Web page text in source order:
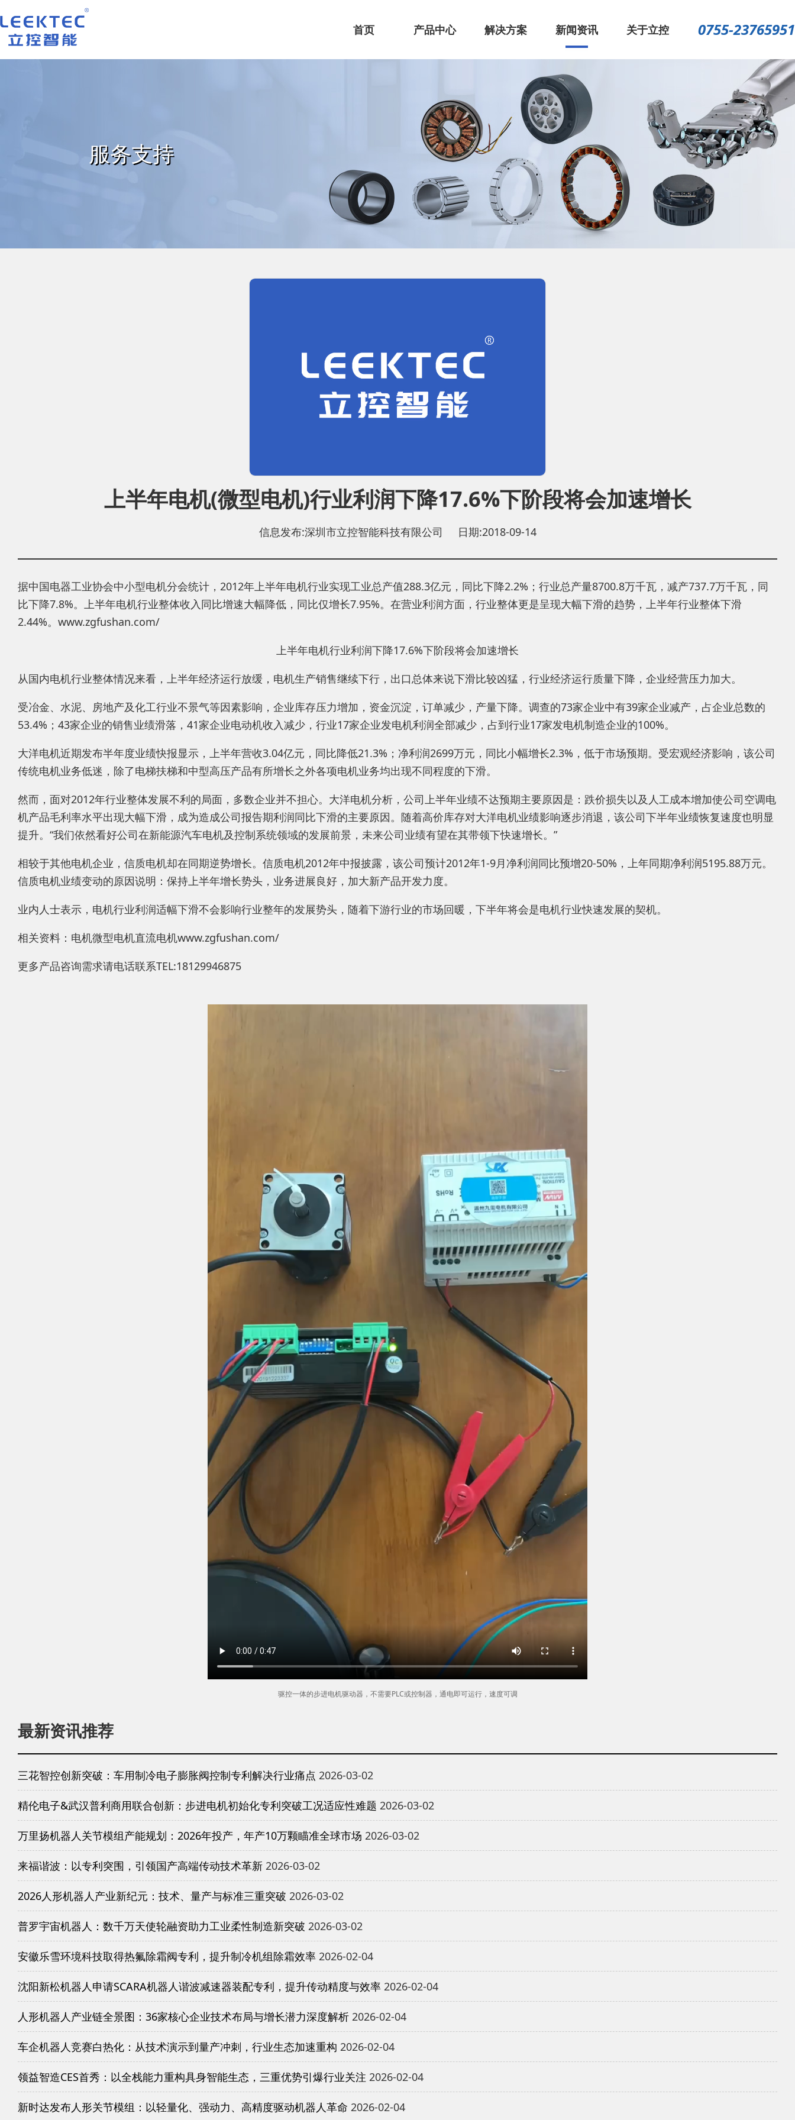
深圳市立控智能科技有限公司
首页
产品中心 解决方案 新闻资讯 关于立控 0755-23765951
服务支持
上半年电机(微型电机)行业利润下降17.6%下阶段将会加速增长
信息发布:深圳市立控智能科技有限公司 日期:2018-09-14
据中国电器工业协会中小型电机分会统计，2012年上半年电机行业实现工业总产值288.3亿元，同比下降2.2%；行业总产量8700.8万千瓦，减产737.7万千瓦，同
比下降7.8%。上半年电机行业整体收入同比增速大幅降低，同比仅增长7.95%。在营业利润方面，行业整体更是呈现大幅下滑的趋势，上半年行业整体下滑
2.44%。www.zgfushan.com/
上半年电机行业利润下降17.6%下阶段将会加速增长
从国内电机行业整体情况来看，上半年经济运行放缓，电机生产销售继续下行，出口总体来说下滑比较凶猛，行业经济运行质量下降，企业经营压力加大。
受冶金、水泥、房地产及化工行业不景气等因素影响，企业库存压力增加，资金沉淀，订单减少，产量下降。调查的73家企业中有39家企业减产，占企业总数的
53.4%；43家企业的销售业绩滑落，41家企业电动机收入减少，行业17家企业发电机利润全部减少，占到行业17家发电机制造企业的100%。
大洋电机近期发布半年度业绩快报显示，上半年营收3.04亿元，同比降低21.3%；净利润2699万元，同比小幅增长2.3%，低于市场预期。受宏观经济影响，该公司
传统电机业务低迷，除了电梯扶梯和中型高压产品有所增长之外各项电机业务均出现不同程度的下滑。
然而，面对2012年行业整体发展不利的局面，多数企业并不担心。大洋电机分析，公司上半年业绩不达预期主要原因是：跌价损失以及人工成本增加使公司空调电
机产品毛利率水平出现大幅下滑，成为造成公司报告期利润同比下滑的主要原因。随着高价库存对大洋电机业绩影响逐步消退，该公司下半年业绩恢复速度也明显
提升。“我们依然看好公司在新能源汽车电机及控制系统领域的发展前景，未来公司业绩有望在其带领下快速增长。”
相较于其他电机企业，信质电机却在同期逆势增长。信质电机2012年中报披露，该公司预计2012年1-9月净利润同比预增20-50%，上年同期净利润5195.88万元。
信质电机业绩变动的原因说明：保持上半年增长势头，业务进展良好，加大新产品开发力度。
业内人士表示，电机行业利润适幅下滑不会影响行业整年的发展势头，随着下游行业的市场回暖，下半年将会是电机行业快速发展的契机。
相关资料：电机微型电机直流电机www.zgfushan.com/
更多产品咨询需求请电话联系TEL:18129946875
驱控一体的步进电机驱动器，不需要PLC或控制器，通电即可运行，速度可调
最新资讯推荐
三花智控创新突破：车用制冷电子膨胀阀控制专利解决行业痛点 2026-03-02
精伦电子&武汉普利商用联合创新：步进电机初始化专利突破工况适应性难题 2026-03-02
万里扬机器人关节模组产能规划：2026年投产，年产10万颗瞄准全球市场 2026-03-02
来福谐波：以专利突围，引领国产高端传动技术革新 2026-03-02
2026人形机器人产业新纪元：技术、量产与标准三重突破 2026-03-02
普罗宇宙机器人：数千万天使轮融资助力工业柔性制造新突破 2026-03-02
安徽乐雪环境科技取得热氟除霜阀专利，提升制冷机组除霜效率 2026-02-04
沈阳新松机器人申请SCARA机器人谐波减速器装配专利，提升传动精度与效率 2026-02-04
人形机器人产业链全景图：36家核心企业技术布局与增长潜力深度解析 2026-02-04
车企机器人竞赛白热化：从技术演示到量产冲刺，行业生态加速重构 2026-02-04
领益智造CES首秀：以全栈能力重构具身智能生态，三重优势引爆行业关注 2026-02-04
新时达发布人形关节模组：以轻量化、强动力、高精度驱动机器人革命 2026-02-04